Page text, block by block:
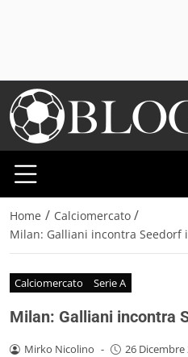
Home / Calciomercato /
Milan: Galliani incontra Seedorf
Calciomercato Serie A
Milan: Galliani incontra
Mirko Nicolino - 26 Dicembre